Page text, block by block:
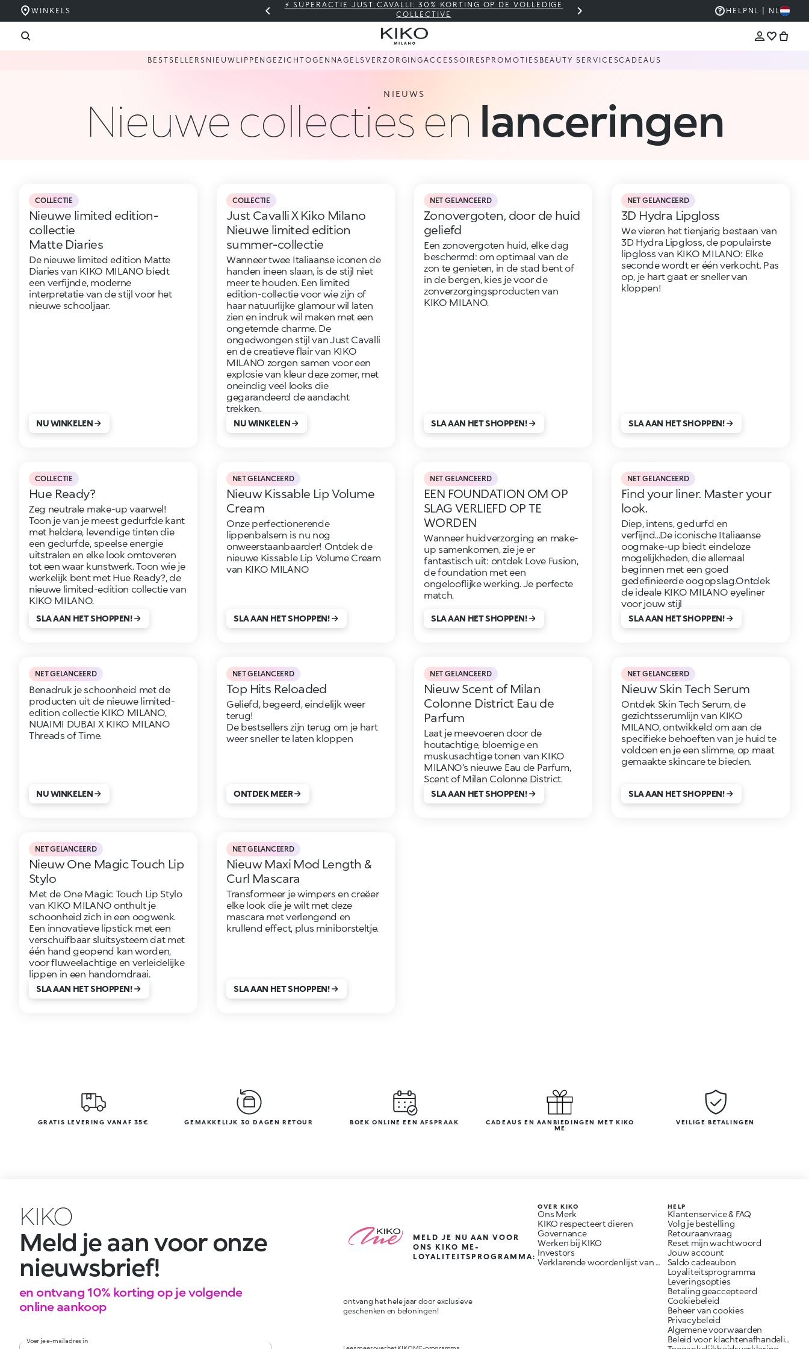
WINKELS
⚡ SUPERACTIE JUST CAVALLI: 30% KORTING OP DE VOLLEDIGE
COLLECTIVE
THE KIKO SALE: TOT -50%
HELP NL | NL
BESTSELLERS NIEUW LIPPENGEZICHTOGEN NAGELSVERZORGINGACCESSOIRES PROMOTIES BEAUTY SERVICESCADEAUS
NIEUWS
Nieuwe collecties en lanceringen
COLLECTIE
Nieuwe limited edition-
collectie
Matte Diaries
De nieuwe limited edition Matte
Diaries van KIKO MILANO biedt
een verfijnde, moderne
interpretatie van de stijl voor het
nieuwe schooljaar.
NU WINKELEN
COLLECTIE
Just Cavalli X Kiko Milano
Nieuwe limited edition
summer-collectie
Wanneer twee Italiaanse iconen de
handen ineen slaan, is de stijl niet
meer te houden. Een limited
edition-collectie voor wie zijn of
haar natuurlijke glamour wil laten
zien en indruk wil maken met een
ongetemde charme. De
ongedwongen stijl van Just Cavalli
en de creatieve flair van KIKO
MILANO zorgen samen voor een
explosie van kleur deze zomer, met
oneindig veel looks die
gegarandeerd de aandacht
trekken.
NU WINKELEN
NET GELANCEERD
Zonovergoten, door de huid
geliefd
Een zonovergoten huid, elke dag
beschermd: om optimaal van de
zon te genieten, in de stad bent of
in de bergen, kies je voor de
zonverzorgingsproducten van
KIKO MILANO.
SLA AAN HET SHOPPEN!
NET GELANCEERD
3D Hydra Lipgloss
We vieren het tienjarig bestaan van
3D Hydra Lipgloss, de populairste
lipgloss van KIKO MILANO: Elke
seconde wordt er één verkocht. Pas
op, je hart gaat er sneller van
kloppen!
SLA AAN HET SHOPPEN!
COLLECTIE
Hue Ready?
Zeg neutrale make-up vaarwel!
Toon je van je meest gedurfde kant
met heldere, levendige tinten die
een gedurfde, speelse energie
uitstralen en elke look omtoveren
tot een waar kunstwerk. Toon wie je
werkelijk bent met Hue Ready?, de
nieuwe limited-edition collectie van
KIKO MILANO.
SLA AAN HET SHOPPEN!
NET GELANCEERD
Nieuw Kissable Lip Volume
Cream
Onze perfectionerende
lippenbalsem is nu nog
onweerstaanbaarder! Ontdek de
nieuwe Kissable Lip Volume Cream
van KIKO MILANO
SLA AAN HET SHOPPEN!
NET GELANCEERD
EEN FOUNDATION OM OP
SLAG VERLIEFD OP TE
WORDEN
Wanneer huidverzorging en make-
up samenkomen, zie je er
fantastisch uit: ontdek Love Fusion,
de foundation met een
ongelooflijke werking. Je perfecte
match.
SLA AAN HET SHOPPEN!
NET GELANCEERD
Find your liner. Master your
look.
Diep, intens, gedurfd en
verfijnd...De iconische Italiaanse
oogmake-up biedt eindeloze
mogelijkheden, die allemaal
beginnen met een goed
gedefinieerde oogopslag.Ontdek
de ideale KIKO MILANO eyeliner
voor jouw stijl
SLA AAN HET SHOPPEN!
NET GELANCEERD
Benadruk je schoonheid met de
producten uit de nieuwe limited-
edition collectie KIKO MILANO,
NUAIMI DUBAI X KIKO MILANO
Threads of Time.
NU WINKELEN
NET GELANCEERD
Top Hits Reloaded
Geliefd, begeerd, eindelijk weer
terug!
De bestsellers zijn terug om je hart
weer sneller te laten kloppen
ONTDEK MEER
NET GELANCEERD
Nieuw Scent of Milan
Colonne District Eau de
Parfum
Laat je meevoeren door de
houtachtige, bloemige en
muskusachtige tonen van KIKO
MILANO’s nieuwe Eau de Parfum,
Scent of Milan Colonne District.
SLA AAN HET SHOPPEN!
NET GELANCEERD
Nieuw Skin Tech Serum
Ontdek Skin Tech Serum, de
gezichtsserumlijn van KIKO
MILANO, ontwikkeld om aan de
specifieke behoeften van je huid te
voldoen en je een slimme, op maat
gemaakte skincare te bieden.
SLA AAN HET SHOPPEN!
NET GELANCEERD
Nieuw One Magic Touch Lip
Stylo
Met de One Magic Touch Lip Stylo
van KIKO MILANO onthult je
schoonheid zich in een oogwenk.
Een innovatieve lipstick met een
verschuifbaar sluitsysteem dat met
één hand geopend kan worden,
voor fluweelachtige en verleidelijke
lippen in een handomdraai.
SLA AAN HET SHOPPEN!
NET GELANCEERD
Nieuw Maxi Mod Length &
Curl Mascara
Transformeer je wimpers en creëer
elke look die je wilt met deze
mascara met verlengend en
krullend effect, plus miniborsteltje.
SLA AAN HET SHOPPEN!
GRATIS LEVERING VANAF 35€ GEMAKKELIJK 30 DAGEN RETOUR BOEK ONLINE EEN AFSPRAAK
CADEAUS EN AANBIEDINGEN MET KIKO
ME
VEILIGE BETALINGEN
KIKO
Meld je aan voor onze
nieuwsbrief!
en ontvang 10% korting op je volgende
online aankoop
Voer je e-mailadres in
MELD JE NU AAN VOOR
ONS KIKO ME-
LOYALITEITSPROGRAMMA:
ontvang het hele jaar door exclusieve
geschenken en beloningen!
OVER KIKO
Ons Merk
KIKO respecteert dieren
Governance
Werken bij KIKO
Investors
Verklarende woordenlijst van ingrediënten
HELP
Klantenservice & FAQ
Volg je bestelling
Retouraanvraag
Reset mijn wachtwoord
Jouw account
Saldo cadeaubon
Loyaliteitsprogramma
Leveringsopties
Betaling geaccepteerd
Cookiebeleid
Beheer van cookies
Privacybeleid
Algemene voorwaarden
Beleid voor klachtenafhandeling